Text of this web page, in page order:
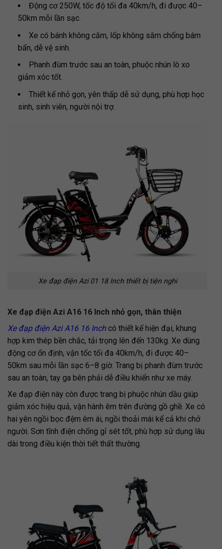
Động cơ 250W, tốc độ tối đa 40km/h, đi được 40–
50km mỗi lần sạc.
Xe có bánh không căm, lốp không săm chống bám
bẩn, dễ vệ sinh.
Phanh đùm trước sau an toàn, phuộc nhún lò xo
giảm xóc tốt.
Thiết kế nhỏ gọn, yên thấp dễ sử dụng, phù hợp học
sinh, sinh viên, người nội trợ.
Xe đạp điện Azi 01 18 Inch thiết bị tiện nghi
Xe đạp điện Azi A16 16 Inch nhỏ gọn, thân thiện
Xe đạp điện Azi A16 16 Inchcó thiết kế hiện đại, khung
hợp kim thép bền chắc, tải trọng lên đến 130kg. Xe dùng
động cơ ổn định, vận tốc tối đa 40km/h, đi được 40–
50km sau mỗi lần sạc 6–8 giờ. Trang bị phanh đùm trước
sau an toàn, tay ga bên phải dễ điều khiển như xe máy.
Xe đạp điện này còn được trang bị phuộc nhún dầu giúp
giảm xóc hiệu quả, vận hành êm trên đường gồ ghề. Xe có
hai yên ngồi bọc đệm êm ái, ngồi thoải mái kể cả khi chở
người. Sơn tĩnh điện chống gỉ sét tốt, phù hợp sử dụng lâu
dài trong điều kiện thời tiết thất thường.